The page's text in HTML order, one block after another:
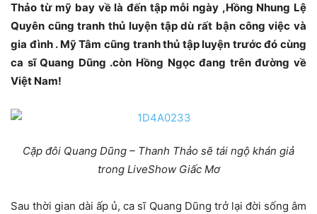
Thảo từ mỹ bay về là đến tập mỗi ngày ,Hồng Nhung Lệ
Quyên cũng tranh thủ luyện tập dù rất bận công việc và
gia đình . Mỹ Tâm cũng tranh thủ tập luyện trước đó cùng
ca sĩ Quang Dũng .còn Hồng Ngọc đang trên đường về
Việt Nam!
Cặp đôi Quang Dũng – Thanh Thảo sẽ tái ngộ khán giả
trong LiveShow Giấc Mơ
Sau thời gian dài ấp ủ, ca sĩ Quang Dũng trở lại đời sống âm